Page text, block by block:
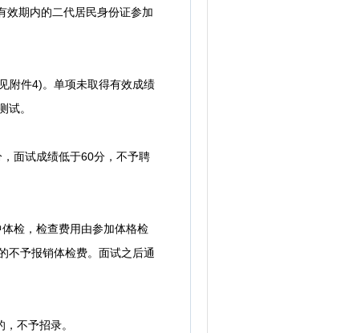
期内的二代居民身份证参加
附件4)。单项未取得有效成绩
试。
面试成绩低于60分，不予聘
检，检查费用由参加体格检
不予报销体检费。面试之后通
不予招录。